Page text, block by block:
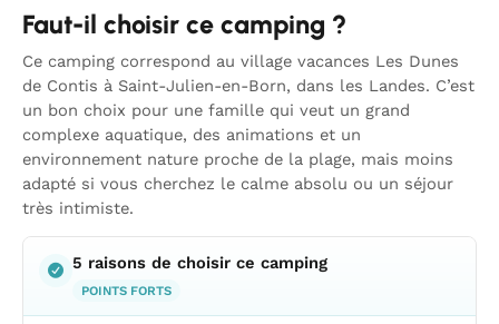
Faut-il choisir ce camping ?
Ce camping correspond au village vacances Les Dunes
de Contis à Saint-Julien-en-Born, dans les Landes. C’est
un bon choix pour une famille qui veut un grand
complexe aquatique, des animations et un
environnement nature proche de la plage, mais moins
adapté si vous cherchez le calme absolu ou un séjour
très intimiste.
5 raisons de choisir ce camping
POINTS FORTS